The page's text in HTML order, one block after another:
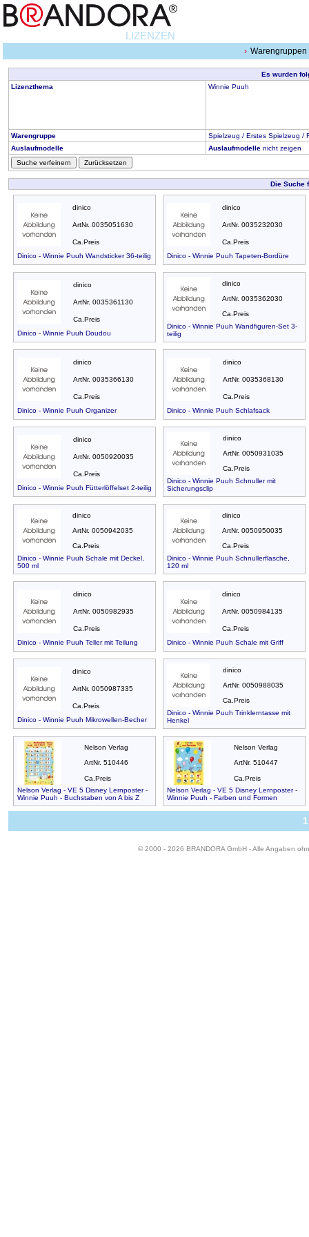
LIZENZEN
Warengruppen
Es wurden
Lizenzthema
Winnie Puuh
Warengruppe
Spielzeug / Erstes Spielzeug /
Auslaufmodelle
Auslaufmodelle nicht zeigen
Suche verfeinern
Zurücksetzen
Die Suche
dinico
ArtNr. 0035051630
Ca.Preis
Dinico - Winnie Puuh Wandsticker 36-teilig
dinico
ArtNr. 0035232030
Ca.Preis
Dinico - Winnie Puuh Tapeten-Bordüre
dinico
ArtNr. 0035361130
Ca.Preis
Dinico - Winnie Puuh Doudou
dinico
ArtNr. 0035362030
Ca.Preis
Dinico - Winnie Puuh Wandfiguren-Set 3-
teilig
dinico
ArtNr. 0035366130
Ca.Preis
Dinico - Winnie Puuh Organizer
dinico
ArtNr. 0035368130
Ca.Preis
Dinico - Winnie Puuh Schlafsack
dinico
ArtNr. 0050920035
Ca.Preis
Dinico - Winnie Puuh Fütterlöffelset 2-teilig
dinico
ArtNr. 0050931035
Ca.Preis
Dinico - Winnie Puuh Schnuller mit
Sicherungsclip
dinico
ArtNr. 0050942035
Ca.Preis
Dinico - Winnie Puuh Schale mit Deckel,
500 ml
dinico
ArtNr. 0050950035
Ca.Preis
Dinico - Winnie Puuh Schnullerflasche,
120 ml
dinico
ArtNr. 0050982935
Ca.Preis
Dinico - Winnie Puuh Teller mit Teilung
dinico
ArtNr. 0050984135
Ca.Preis
Dinico - Winnie Puuh Schale mit Griff
dinico
ArtNr. 0050987335
Ca.Preis
Dinico - Winnie Puuh Mikrowellen-Becher
dinico
ArtNr. 0050988035
Ca.Preis
Dinico - Winnie Puuh Trinklerntasse mit
Henkel
Nelson Verlag
ArtNr. 510446
Ca.Preis
Nelson Verlag - VE 5 Disney Lernposter -
Winnie Puuh - Buchstaben von A bis Z
Nelson Verlag
ArtNr. 510447
Ca.Preis
Nelson Verlag - VE 5 Disney Lernposter -
Winnie Puuh - Farben und Formen
© 2000 - 2026 BRANDORA GmbH - Alle Angaben